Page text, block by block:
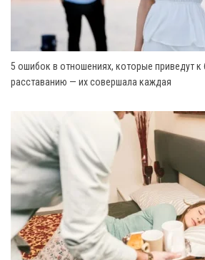
5 ошибок в отношениях, которые приведут к
расставанию — их совершала каждая